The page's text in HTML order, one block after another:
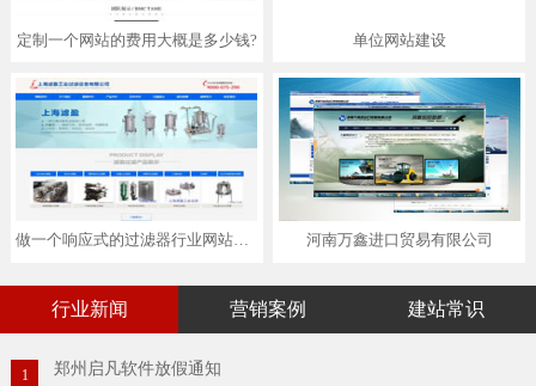
定制一个网站的费用大概是多少钱? 单位网站建设
做一个响应式的过滤器行业网站多少钱 河南万鑫进口贸易有限公司
行业新闻 营销案例 建站常识
1 郑州启凡软件放假通知